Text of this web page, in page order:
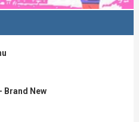
Brand New